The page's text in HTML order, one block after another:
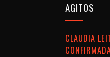
AGITOS
CLAUDIA